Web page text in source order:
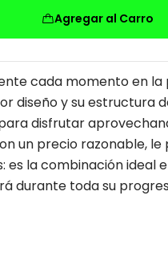
Agregar al Carro
cada momento en la
diseño y su estructura
disfrutar
un precio razonable,
es la combinación ideal
durante toda su